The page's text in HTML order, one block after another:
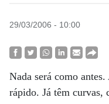
29/03/2006 - 10:00
Nada será como
rápido. Já têm curvas,